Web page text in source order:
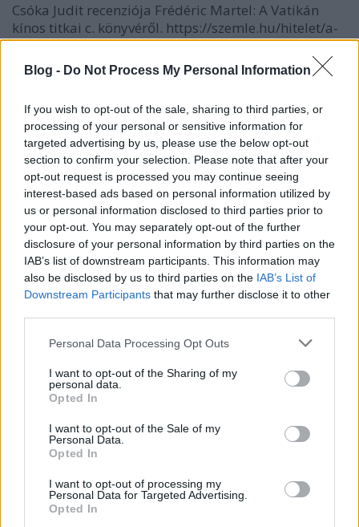
Blog - Do Not Process My Personal Information
If you wish to opt-out of the sale, sharing to third parties, or
processing of your personal or sensitive information for
targeted advertising by us, please use the below opt-out
section to confirm your selection. Please note that after your
opt-out request is processed you may continue seeing
interest-based ads based on personal information utilized by
us or personal information disclosed to third parties prior to
your opt-out. You may separately opt-out of the further
disclosure of your personal information by third parties on the
IAB’s list of downstream participants. This information may
also be disclosed by us to third parties on the IAB’s List of
Downstream Participants that may further disclose it to other
Please note that this website/app uses one or more Google
not limited to your visit or usage behaviour. You may click to
grant or deny consent to Google and its third-party tags to
use your data for below specified purposes in below Google
consent section.
Personal Data Processing Opt Outs
I want to opt-out of the Sharing of my
personal data.
Opted In
I want to opt-out of the Sale of my
Personal Data.
Opted In
I want to opt-out of processing my
Personal Data for Targeted Advertising.
Opted In
Csóka Judit recenziója Frédéric Martel: A Vatikán
kínos titkai c. könyvéről. https://szemle.hu/hitelet/a-
homofob-biborosok-nagy-resze-meleg-es-ez-csak-
jeghegy-csucsa Tegnap este éjfél előtt olvastam el az
utolsó oldalt is a könyvből. 563 oldalon átrágtam
Nem fekete-fehér
A pápai látogatás dresszkódja
G. Bonifert Rita •2020. december 18.
osztálykirándulás idejére datálható, amikor a Szent
Péter tér túlsó végében pici fehér pontként vettük